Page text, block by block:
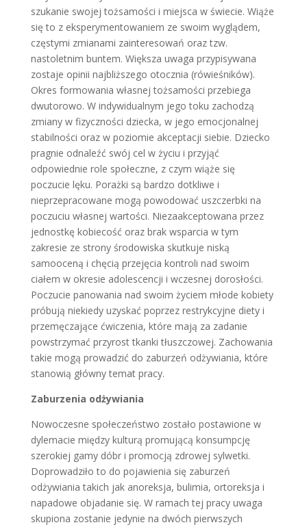
szukanie swojej tożsamości i miejsca w świecie. Wiąże
się to z eksperymentowaniem ze swoim wyglądem,
częstymi zmianami zainteresowań oraz tzw.
nastoletnim buntem. Większa uwaga przypisywana
zostaje opinii najbliższego otocznia (rówieśników).
Okres formowania własnej tożsamości przebiega
dwutorowo. W indywidualnym jego toku zachodzą
zmiany w fizyczności dziecka, w jego emocjonalnej
stabilności oraz w poziomie akceptacji siebie. Dziecko
pragnie odnaleźć swój cel w życiu i przyjąć
odpowiednie role społeczne, z czym wiąże się
poczucie lęku. Porażki są bardzo dotkliwe i
nieprzepracowane mogą powodować uszczerbki na
poczuciu własnej wartości. Niezaakceptowana przez
jednostkę kobiecość oraz brak wsparcia w tym
zakresie ze strony środowiska skutkuje niską
samooceną i chęcią przejęcia kontroli nad swoim
ciałem w okresie adolescencji i wczesnej dorosłości.
Poczucie panowania nad swoim życiem młode kobiety
próbują niekiedy uzyskać poprzez restrykcyjne diety i
przemęczające ćwiczenia, które mają za zadanie
powstrzymać przyrost tkanki tłuszczowej. Zachowania
takie mogą prowadzić do zaburzeń odżywiania, które
stanowią główny temat pracy.
Zaburzenia odżywiania
Nowoczesne społeczeństwo zostało postawione w
dylemacie między kulturą promującą konsumpcję
szerokiej gamy dóbr i promocją zdrowej sylwetki.
Doprowadziło to do pojawienia się zaburzeń
odżywiania takich jak anoreksja, bulimia, ortoreksja i
napadowe objadanie się. W ramach tej pracy uwaga
skupiona zostanie jedynie na dwóch pierwszych